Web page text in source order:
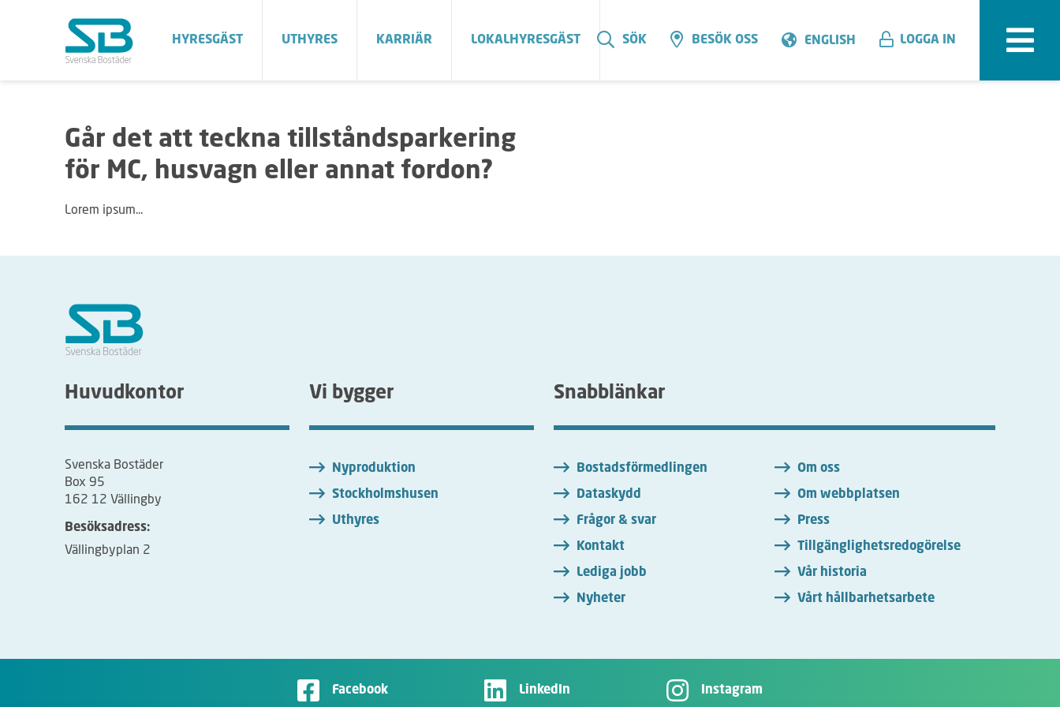
HYRESGÄST UTHYRES KARRIÄR LOKALHYRESGÄST SÖK BESÖK OSS ENGLISH LOGGA IN
Går det att teckna tillståndsparkering
för MC, husvagn eller annat fordon?
Lorem ipsum...
Huvudkontor
Svenska Bostäder
Box 95
162 12 Vällingby
Besöksadress:
Vällingbyplan 2
Vi bygger
Nyproduktion
Stockholmshusen
Uthyres
Snabblänkar
Bostadsförmedlingen
Dataskydd
Frågor & svar
Kontakt
Lediga jobb
Nyheter
Om oss
Om webbplatsen
Press
Tillgänglighetsredogörelse
Vår historia
Vårt hållbarhetsarbete
Facebook LinkedIn Instagram